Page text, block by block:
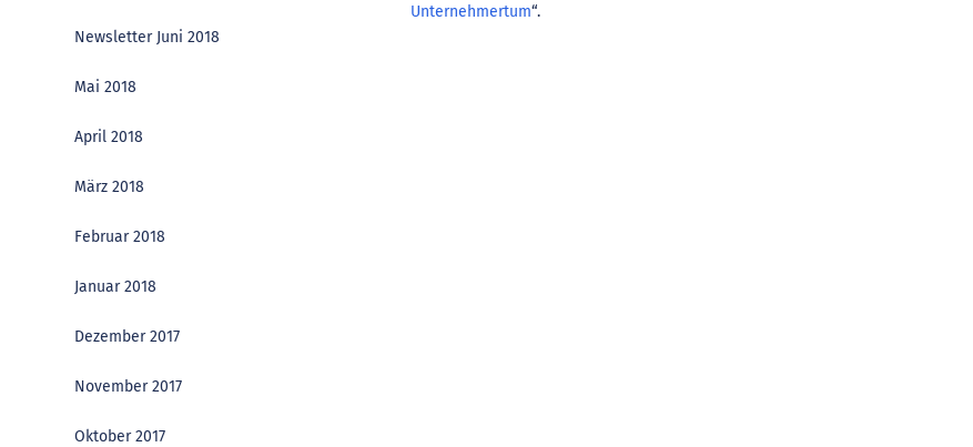
Unternehmertum“.
Newsletter Juni 2018
Mai 2018
April 2018
März 2018
Februar 2018
Januar 2018
Dezember 2017
November 2017
Oktober 2017